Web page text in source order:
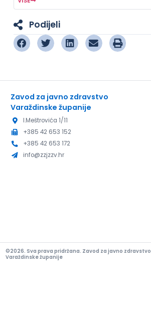
Podijeli
Zavod za javno zdravstvo
Varaždinske županije
I.Meštrovića 1/11
+385 42 653 152
+385 42 653 172
info@zzjzzv.hr
©2026. Sva prava pridržana. Zavod za javno zdravstvo
Varaždinske županije